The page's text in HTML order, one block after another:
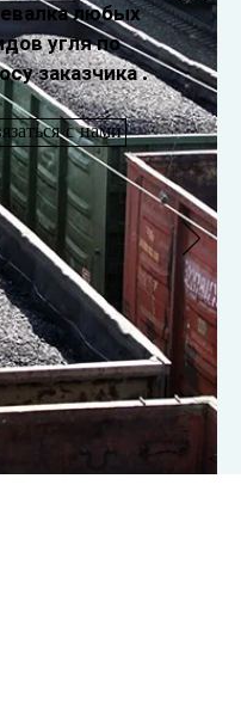
любых
угля по
заказчика .
с нами